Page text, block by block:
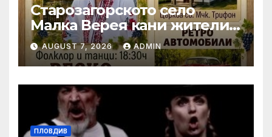
Старозагорското село
Малка Верея кани жители
и гости на традиционния
си събор
AUGUST 7, 2026 ADMIN
ПЛОВДИВ